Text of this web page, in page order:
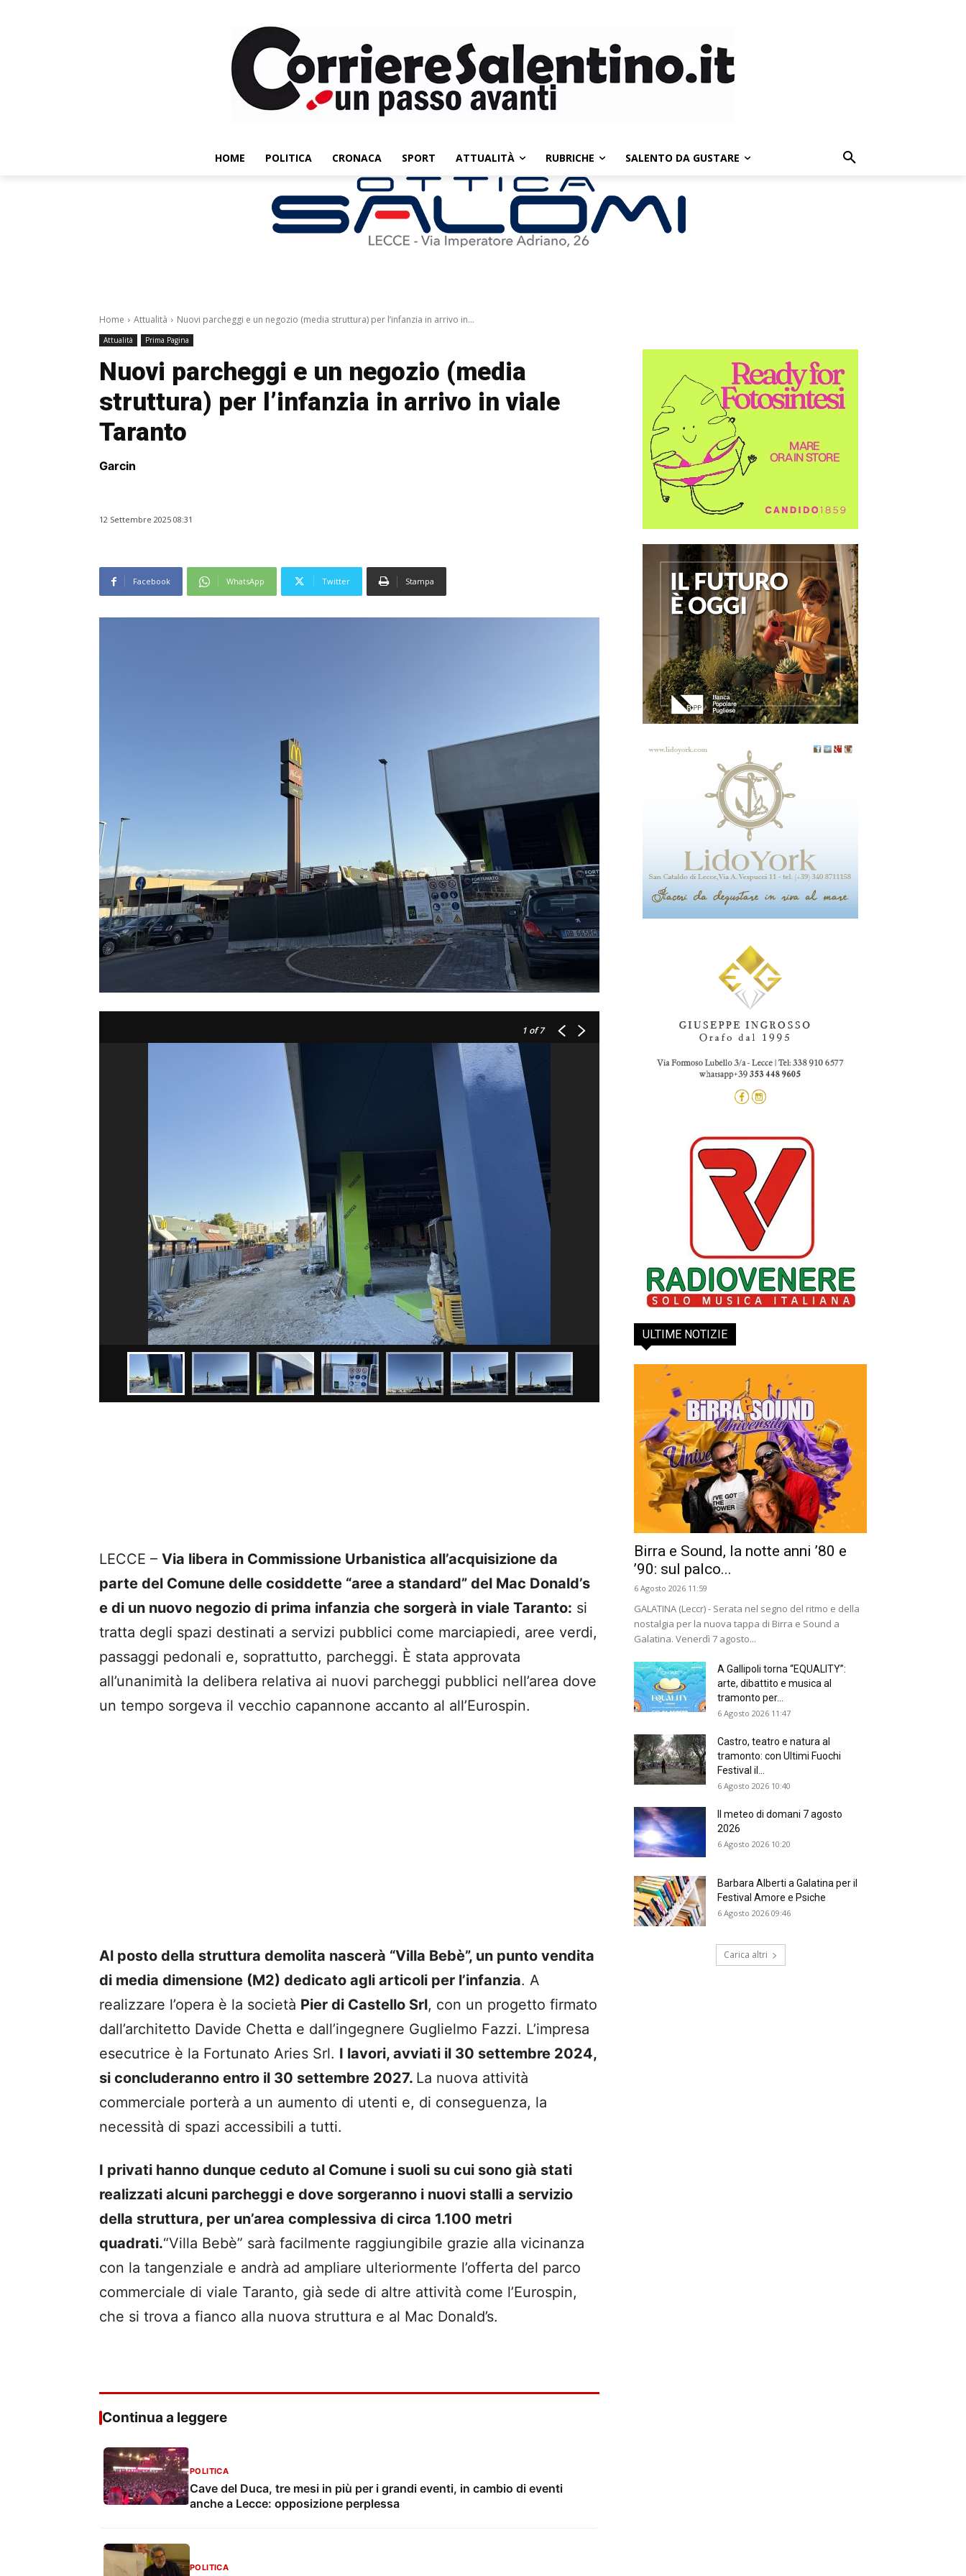
HOME POLITICA CRONACA SPORT ATTUALITÀ RUBRICHE SALENTO DA GUSTARE
Home Attualità Nuovi parcheggi e un negozio (media struttura) per l’infanzia in arrivo in...
Attualità Prima Pagina
Nuovi parcheggi e un negozio (media
struttura) per l’infanzia in arrivo in viale
Taranto
Garcin
12 Settembre 2025 08:31
Facebook WhatsApp Twitter Stampa
1 of 7
LECCE – Via libera in Commissione Urbanistica all’acquisizione da
parte del Comune delle cosiddette “aree a standard” del Mac Donald’s
e di un nuovo negozio di prima infanzia che sorgerà in viale Taranto: si
tratta degli spazi destinati a servizi pubblici come marciapiedi, aree verdi,
passaggi pedonali e, soprattutto, parcheggi. È stata approvata
all’unanimità la delibera relativa ai nuovi parcheggi pubblici nell’area dove
un tempo sorgeva il vecchio capannone accanto al all’Eurospin.
Al posto della struttura demolita nascerà “Villa Bebè”, un punto vendita
di media dimensione (M2) dedicato agli articoli per l’infanzia. A
realizzare l’opera è la società Pier di Castello Srl, con un progetto firmato
dall’architetto Davide Chetta e dall’ingegnere Guglielmo Fazzi. L’impresa
esecutrice è la Fortunato Aries Srl. I lavori, avviati il 30 settembre 2024,
si concluderanno entro il 30 settembre 2027. La nuova attività
commerciale porterà a un aumento di utenti e, di conseguenza, la
necessità di spazi accessibili a tutti.
I privati hanno dunque ceduto al Comune i suoli su cui sono già stati
realizzati alcuni parcheggi e dove sorgeranno i nuovi stalli a servizio
della struttura, per un’area complessiva di circa 1.100 metri
quadrati.“Villa Bebè” sarà facilmente raggiungibile grazie alla vicinanza
con la tangenziale e andrà ad ampliare ulteriormente l’offerta del parco
commerciale di viale Taranto, già sede di altre attività come l’Eurospin,
che si trova a fianco alla nuova struttura e al Mac Donald’s.
Continua a leggere
POLITICA
Cave del Duca, tre mesi in più per i grandi eventi, in cambio di eventi
anche a Lecce: opposizione perplessa
POLITICA
ULTIME NOTIZIE
Birra e Sound, la notte anni ’80 e
’90: sul palco...
6 Agosto 2026 11:59
GALATINA (Leccr) - Serata nel segno del ritmo e della
nostalgia per la nuova tappa di Birra e Sound a
Galatina. Venerdì 7 agosto...
A Gallipoli torna “EQUALITY”:
arte, dibattito e musica al
tramonto per...
6 Agosto 2026 11:47
Castro, teatro e natura al
tramonto: con Ultimi Fuochi
Festival il...
6 Agosto 2026 10:40
Il meteo di domani 7 agosto
2026
6 Agosto 2026 10:20
Barbara Alberti a Galatina per il
Festival Amore e Psiche
6 Agosto 2026 09:46
Carica altri